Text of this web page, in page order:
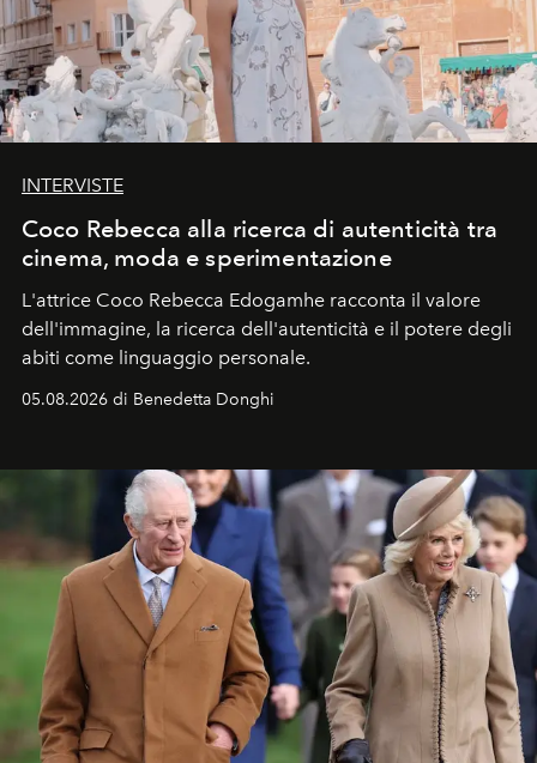
INTERVISTE
Coco Rebecca alla ricerca di autenticità tra
cinema, moda e sperimentazione
L'attrice Coco Rebecca Edogamhe racconta il valore
dell'immagine, la ricerca dell'autenticità e il potere degli
abiti come linguaggio personale.
05.08.2026 di Benedetta Donghi